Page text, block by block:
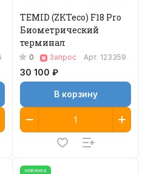
TEMID (ZKTeco) F18 Pro
Биометрический
терминал
0 Запрос Арт. 123359
30 100 ₽
В корзину
НОВИНКА